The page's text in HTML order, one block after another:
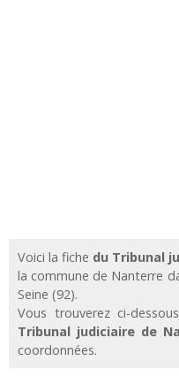
Voici la fiche du Tribunal
la commune de Nanterre
Seine (92).
Vous trouverez ci-
Tribunal judiciaire de
coordonnées.